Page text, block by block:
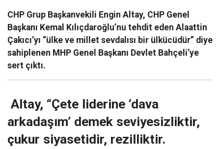
CHP Grup Başkanvekili Engin Altay, CHP Genel
Başkanı Kemal Kılıçdaroğlu’nu tehdit eden Alaattin
Çakıcı’yı “ülke ve millet sevdalısı bir ülkücüdür” diye
sahiplenen MHP Genel Başkanı Devlet Bahçeli’ye
sert çıktı.
Altay, “Çete liderine ‘dava
arkadaşım’ demek seviyesizliktir,
çukur siyasetidir, rezilliktir.